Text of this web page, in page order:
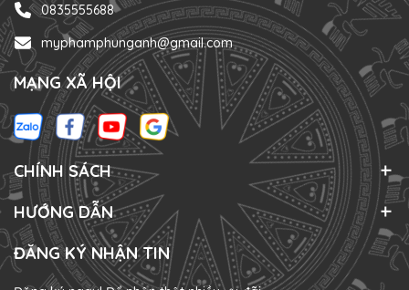
0835555688
myphamphunganh@gmail.com
MẠNG XÃ HỘI
CHÍNH SÁCH
HƯỚNG DẪN
ĐĂNG KÝ NHẬN TIN